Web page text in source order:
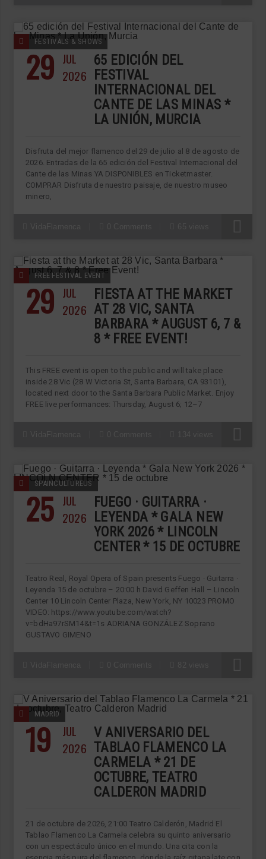
FESTIVALS & SHOWS
29 JUL
2026
65 EDICIÓN DEL
FESTIVAL
INTERNACIONAL DEL
CANTE DE LAS MINAS *
LA UNIÓN, MURCIA
Disfruta del mejor flamenco del 29 de julio al 8 de agosto de
2026. Entradas de la 65 edición del Festival Internacional del
Cante de las Minas YA DISPONIBLES en Ticketmaster.
COMPRAR Disfruta de nuestro paisaje, de nuestro museo
minero,
FREE FESTIVAL EVENT
29 JUL
2026
FIESTA AT THE MARKET
AT 28 VIC, SANTA
BARBARA * AUGUST 6, 7 &
8 * FREE EVENT!
This FREE event is open to the public and will take place
inside 28 Vic (28 W Victoria St, Santa Barbara, CA 93101),
located next door to the Santa Barbara Public Market. Enjoy
FREE live performances: Thursday, August 6; 12–7
SPAINCULTUREUS
25 JUL
2026
FUEGO · GUITARRA ·
LEYENDA * GALA NEW
YORK 2026 * LINCOLN
CENTER * 15 DE OCTUBRE
Teatro Real, Royal Opera of Spain presents Fuego · Guitarra ·
Leyenda 15 de octubre – 20:00 h David Geffen Hall – Lincoln
Center 10 Lincoln Center Plaza, New York, NY 10023 PROMO
VIDEO: https://www.youtube.com/watch?
v=bdHa97rSM14&t=1s ADRIANA GONZÁLEZ Soprano
GUSTAVO GIMENO
MADRID
19
JUL
2026
V ANIVERSARIO DEL
TABLAO FLAMENCO LA
CARMELA * 21 DE
OCTUBRE, TEATRO
CALDERON MADRID
21 de octubre de 2026, 21:00 Teatro Calderón, Madrid El
Tablao Flamenco La Carmela celebra su quinto aniversario
con un espectáculo único en el mundo. Una cita con la